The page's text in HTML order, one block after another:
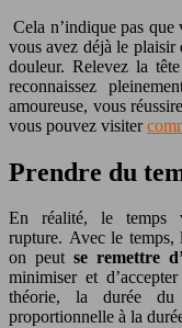
Cela n’indique pas
vous avez déjà le plaisir
douleur. Relevez la
reconnaissez
amoureuse, vous
vous pouvez visiter
Prendre du
En réalité, le temps
rupture. Avec le temps,
on peut se remettre
minimiser et
théorie, la durée
proportionnelle à la